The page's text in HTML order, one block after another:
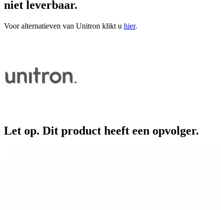
niet leverbaar.
Voor alternatieven van Unitron klikt u hier.
Let op. Dit product heeft een opvolger.